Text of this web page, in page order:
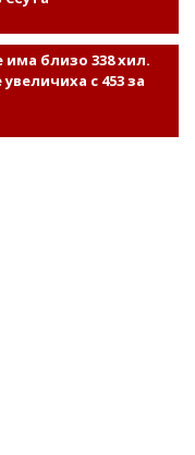
има близо 338 хил.
с 453 за